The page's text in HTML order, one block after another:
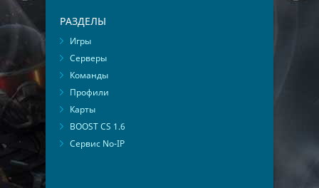
РАЗДЕЛЫ
Игры
Серверы
Команды
Профили
Карты
BOOST CS 1.6
Сервис No-IP